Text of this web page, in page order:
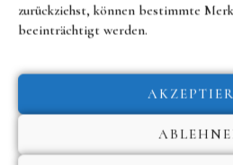
zurückziehst, können bestimmte
beeinträchtigt werden.